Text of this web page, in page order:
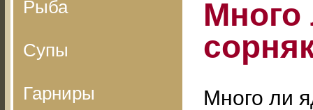
Рыба
Супы
Гарниры
Много
Много ли